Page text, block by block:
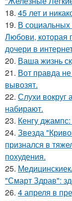
18. 45 лет и
19. В социальных
Любови, которая
дочери в
20. Ваша жизнь
21. Вот правда
вывозят.
22. Слухи вокруг
набирают.
23. Кенгу
24. Звезда
признался в
похудения.
25.
"Смарт Здрав":
26. 4 апреля в